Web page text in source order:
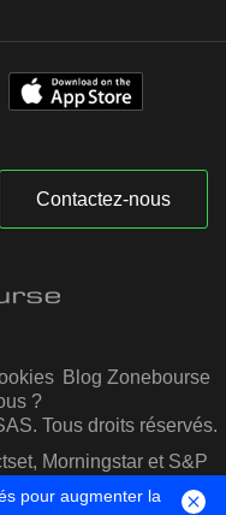
Contactez-nous
Blog Zonebourse
?
Tous droits réservés.
Morningstar et S&P
pour augmenter la